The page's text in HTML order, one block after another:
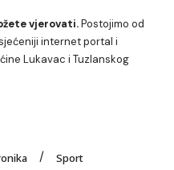
vjerovati.Postojimo od
internet portal i
Lukavac i Tuzlanskog
Sport